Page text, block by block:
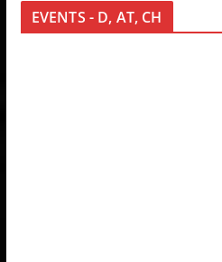
EVENTS - D, AT, CH